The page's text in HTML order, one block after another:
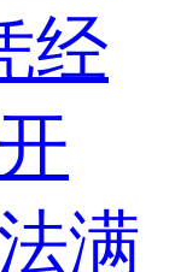
经
满